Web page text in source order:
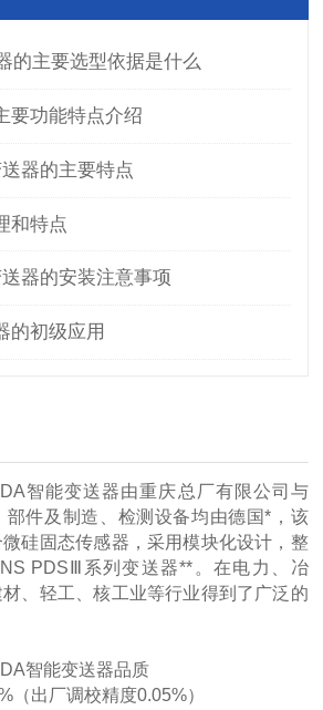
的主要选型依据是什么
要功能特点介绍
器的主要特点
和特点
器的安装注意事项
的初级应用
智能变送器由重庆总厂有限公司与
部件及制造、检测设备均由德国*，该
硅固态传感器，采用模块化设计，整
PDSⅢ系列变送器**。在电力、冶
、轻工、核工业等行业得到了广泛的
智能变送器品质
（出厂调校精度0.05%）